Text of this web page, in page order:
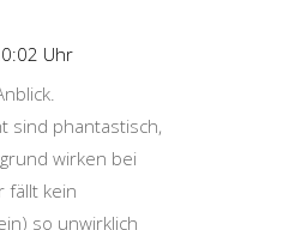
Uhr
sind phantastisch,
wirken bei
fällt kein
so unwirklich